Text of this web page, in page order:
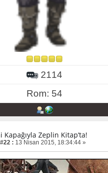
2114
Rom: 54
Kapağıyla Zeplin Kitap’ta!
: 13 Nisan 2015, 18:34:44 »